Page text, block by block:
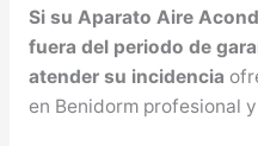
Si su Aparato Aire
fuera del periodo de
atender su incidencia
en Benidorm profesional